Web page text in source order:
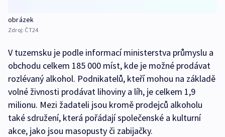
obrázek
Zdroj: ČT24
V tuzemsku je podle informací ministerstva průmyslu a
obchodu celkem 185 000 míst, kde je možné prodávat
rozlévaný alkohol. Podnikatelů, kteří mohou na základě
volné živnosti prodávat lihoviny a líh, je celkem 1,9
milionu. Mezi žadateli jsou kromě prodejců alkoholu
také sdružení, která pořádají společenské a kulturní
akce, jako jsou masopusty či zabijačky.